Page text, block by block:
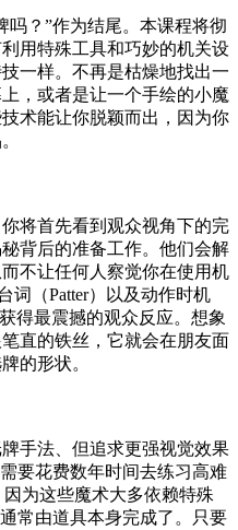
吗？”作为结尾。本课程将彻
用特殊工具和巧妙的机关设
一样。不再是枯燥地找出一
，或者是让一个手绘的小魔
术能让你脱颖而出，因为你
将首先看到观众视角下的完
背后的准备工作。他们会解
不让任何人察觉你在使用机
词（Patter）以及动作时机
得最震撼的观众反应。想象
直的铁丝，它就会在朋友面
的形状。
手法、但追求更强视觉效果
需要花费数年时间去练习高难
因为这些魔术大多依赖特殊
常由道具本身完成了。只要